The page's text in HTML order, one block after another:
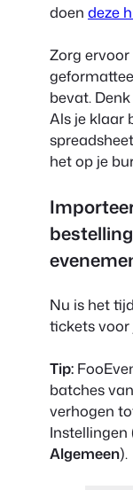
doen deze
Zorg
bevat.
Als je klaar
het op je
Nu is het
tickets voor
Tip:
batches
verhogen
Instellingen
Algemeen).